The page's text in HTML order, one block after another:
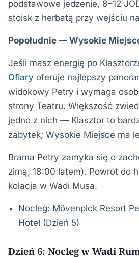
podstawowe jedzenie, 8–12
stoisk z herbatą przy wejściu
Popołudnie — Wysokie
Jeśli masz energię po
Ofiary oferuje najlepszy
widokowy Petry i wymaga
strony Teatru. Większość
jedno z nich — Klasztor to
zabytek; Wysokie Miejsce ma
Brama Petry zamyka się o
zimą, 18:00 latem). Powrót do
kolacja w Wadi Musa.
Nocleg: Mövenpick Resort
Hotel (Dzień 5)
Dzień 6: Nocleg w Wadi